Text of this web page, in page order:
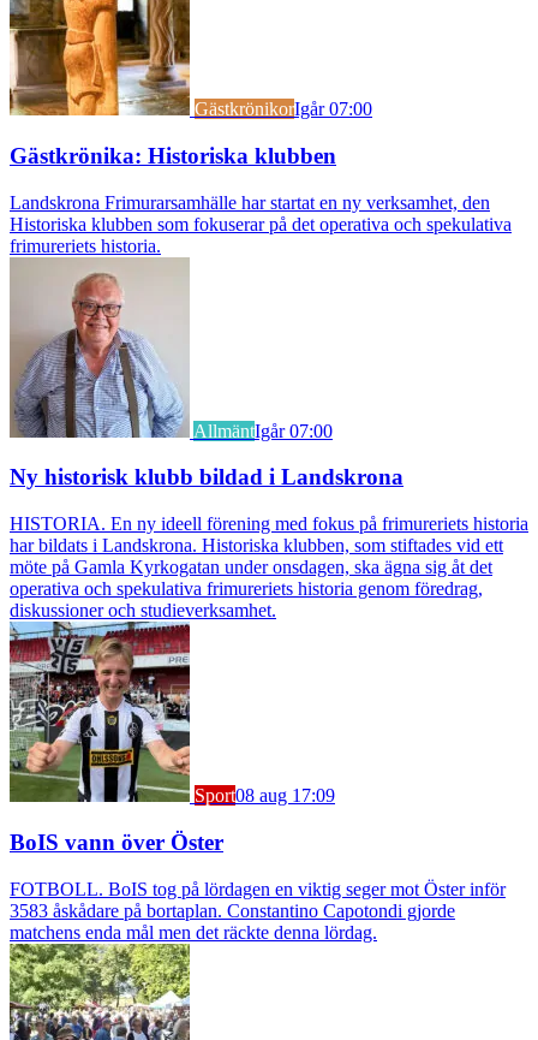
GästkrönikorIgår 07:00
Gästkrönika: Historiska klubben
Landskrona Frimurarsamhälle har startat en ny verksamhet, den
Historiska klubben som fokuserar på det operativa och spekulativa
frimureriets historia.
AllmäntIgår 07:00
Ny historisk klubb bildad i Landskrona
HISTORIA. En ny ideell förening med fokus på frimureriets historia
har bildats i Landskrona. Historiska klubben, som stiftades vid ett
möte på Gamla Kyrkogatan under onsdagen, ska ägna sig åt det
operativa och spekulativa frimureriets historia genom föredrag,
diskussioner och studieverksamhet.
Sport08 aug 17:09
BoIS vann över Öster
FOTBOLL. BoIS tog på lördagen en viktig seger mot Öster inför
3583 åskådare på bortaplan. Constantino Capotondi gjorde
matchens enda mål men det räckte denna lördag.